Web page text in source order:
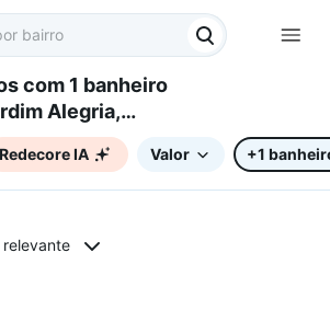
com 1 banheiro
Alegria,
Redecore IA Valor +1
relevante